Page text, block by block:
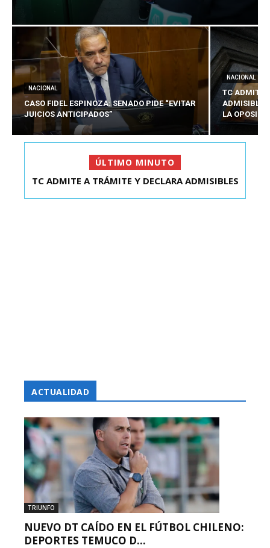
NACIONAL
CASO FIDEL ESPINOZA: SENADO PIDE “EVITAR
JUICIOS ANTICIPADOS”
NACIONAL
TC ADMITE
ADMISIBLES
LA
ÚLTIMO MINUTO
EXDIPUTADO LAVÍN SALIÓ DE CAPITÁN YÁBER
TC ADMITE A TRÁMITE Y DECLARA ADMISIBLES
ACTUALIDAD
TRIUNFO
NUEVO DT CAÍDO EN EL FÚTBOL CHILENO:
DEPORTES TEMUCO D...